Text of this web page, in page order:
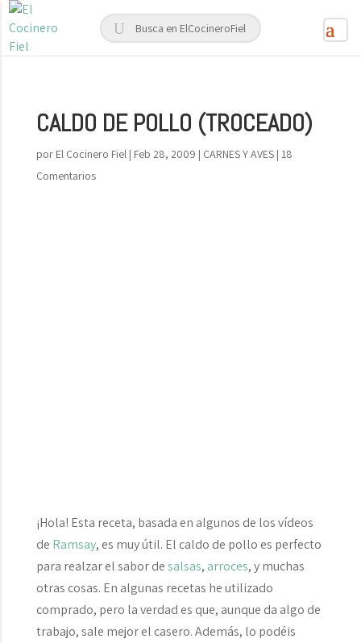
CALDO DE POLLO (TROCEADO)
por El Cocinero Fiel| Feb 28, 2009 | CARNES Y AVES| 18
Comentarios
¡Hola! Esta receta, basada en algunos de los vídeos
de Ramsay, es muy útil. El caldo de pollo es perfecto
para realzar el sabor desalsas, arroces, y muchas
otras cosas. En algunas recetas he utilizado
comprado, pero la verdad es que, aunque da algo de
trabajo, sale mejor el casero. Además, lo podéis